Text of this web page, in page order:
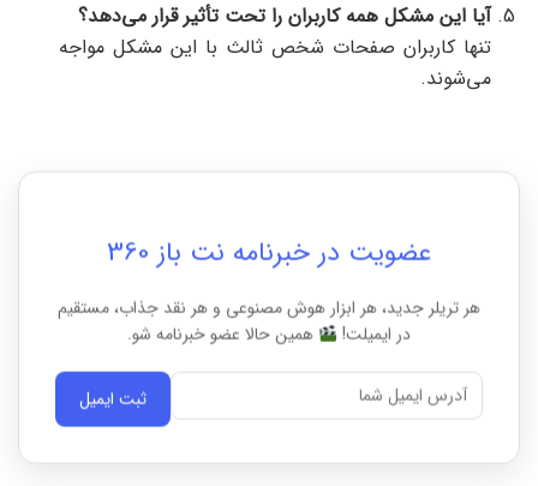
آیا این مشکل همه کاربران را تحت تأثیر قرار می‌دهد؟
تنها کاربران صفحات شخص ثالث با این مشکل مواجه
می‌شوند.
عضویت در خبرنامه نت باز 360
هر تریلر جدید، هر ابزار هوش مصنوعی و هر نقد جذاب، مستقیم
در ایمیلت! همین حالا عضو خبرنامه شو.
ثبت ایمیل